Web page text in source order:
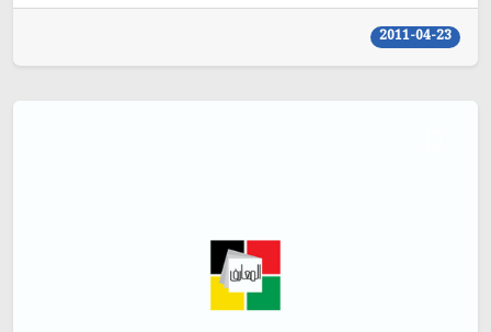
2011-04-23